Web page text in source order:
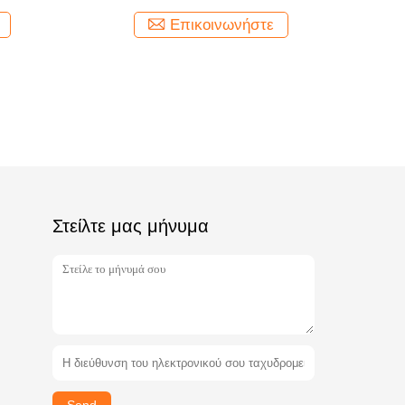
Επικοινωνήστε
Στείλτε μας μήνυμα